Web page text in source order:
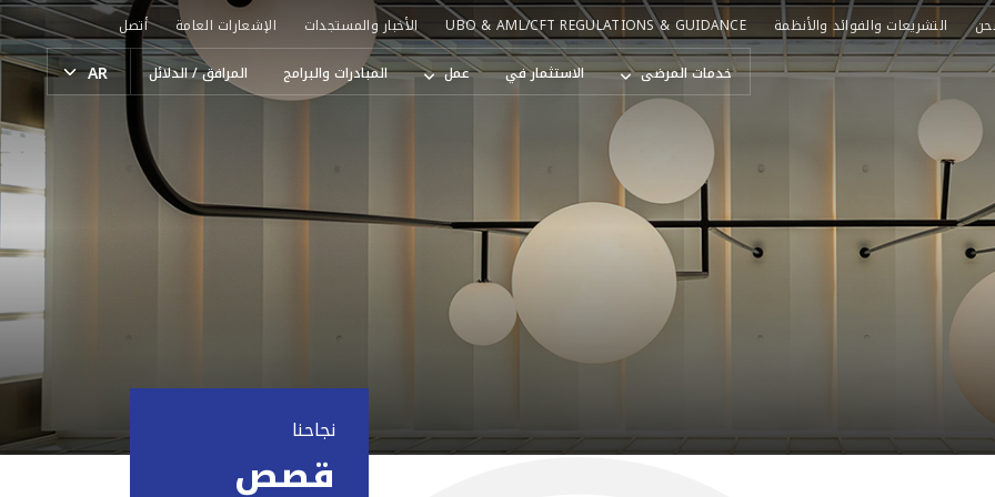
التشريعات والفوائد والأنظمة UBO & AML/CFT REGULATIONS & GUIDANCE الأخبار والمستجدات الإشعارات العامة
أتصل
خدمات المرضى
الاستثمار في عمل المبادرات والبرامج المرافق / الدلائل
نجاحنا
قصص